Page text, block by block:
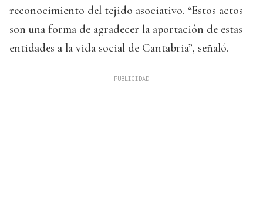
reconocimiento del tejido asociativo. “Estos actos
son una forma de agradecer la aportación de estas
entidades a la vida social de Cantabria”, señaló.